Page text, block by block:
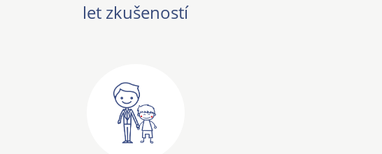
let zkušeností